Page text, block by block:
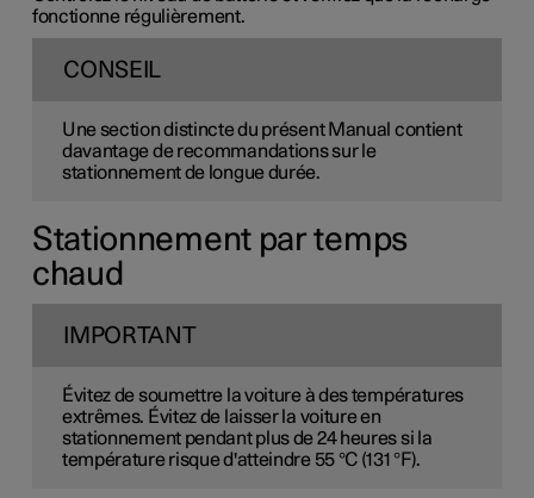
fonctionne régulièrement.
CONSEIL
Une section distincte du présent Manual contient
davantage de recommandations sur le
stationnement de longue durée.
Stationnement par temps
chaud
IMPORTANT
Évitez de soumettre la voiture à des températures
extrêmes. Évitez de laisser la voiture en
stationnement pendant plus de 24 heures si la
température risque d'atteindre 55 °C (131 °F).